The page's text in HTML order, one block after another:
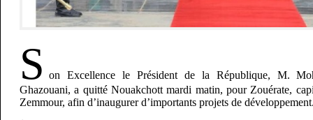
S
on Excellence le Président de la République, M.
Ghazouani, a quitté Nouakchott mardi matin, pour Zouérate,
Zemmour, afin d’inaugurer d’importants projets de